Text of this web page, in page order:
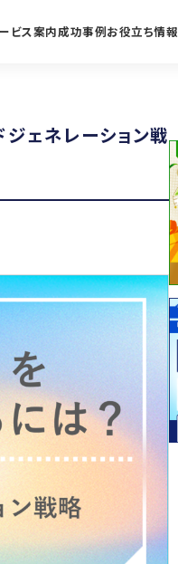
ビス案内成功事例お役立ち情報
ェネレーション戦